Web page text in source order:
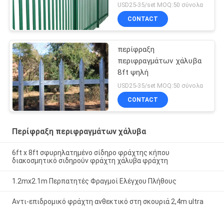
USD25-35/set MOQ:50 σύνολα
CONTACT
περίφραξη
περιφραγμάτων χάλυβα
8ft ψηλή
USD25-35/set MOQ:50 σύνολα
CONTACT
Περίφραξη περιφραγμάτων χάλυβα
6ft x 8ft σφυρηλατημένο σίδηρο φράχτης κήπου
διακοσμητικό σιδηρούν φράχτη χάλυβα φράχτη
1.2mx2.1m Περπατητές Φραγμοί Ελέγχου Πλήθους
Αντι-επιδρομικό φράχτη ανθεκτικό στη σκουριά 2,4m ultra